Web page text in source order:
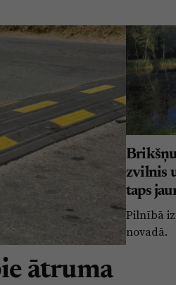
ātruma
zvilnis
taps
Pilnībā
novadā.